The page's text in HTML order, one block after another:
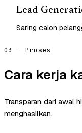
Lead
Saring calon
03 — Proses
Cara kerja
Transparan dari awal
menghasilkan.